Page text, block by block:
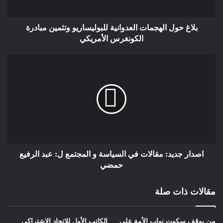
بلاغ حول الهجمات العدوانية للبوليساريو وتثمين مبادرة
الكونغرس الأمريكي
اصدار جديد: مقالات في السياسة و المجتمع ل: عبد الرفيع
حمضي
مقالات ذات صلة
من يوقف سكوت نواب الأمة على الكاتب الأول للإتحاد الإشتراكي